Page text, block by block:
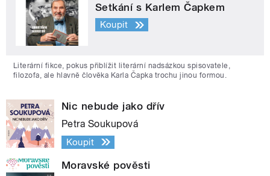
Setkání s Karlem Čapkem
Koupit
Literární fikce, pokus přiblížit literární nadsázkou spisovatele,
filozofa, ale hlavně člověka Karla Čapka trochu jinou formou.
Nic nebude jako dřív
Petra Soukupová
Koupit
Moravské pověsti